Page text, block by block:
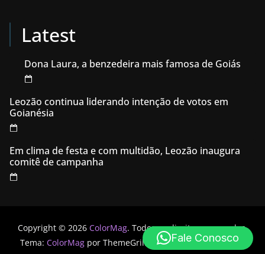
Latest
Dona Laura, a benzedeira mais famosa de Goiás
Leozão continua liderando intenção de votos em
Goianésia
Em clima de festa e com multidão, Leozão inaugura
comitê de campanha
Copyright © 2026 ColorMag. Todos os direitos reservados.
Tema: ColorMag por ThemeGrill. Powered byWordPress
Fale Conosco